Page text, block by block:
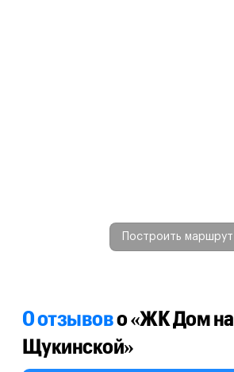
Построить маршрут
0 отзывово «ЖК Дом на
Щукинской»